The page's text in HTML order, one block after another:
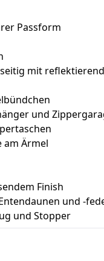
Passform
mit
und
Ärmel
Finish
und -
und Stopper